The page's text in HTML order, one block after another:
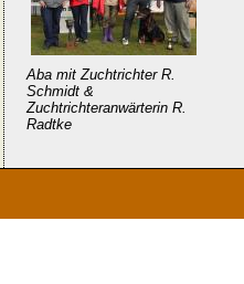
Aba mit Zuchtrichter R.
Schmidt &
Zuchtrichteranwärterin R.
Radtke